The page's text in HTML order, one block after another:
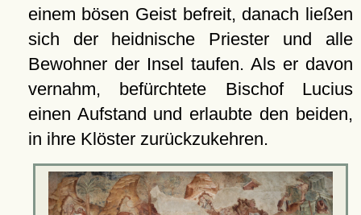
einem bösen Geist befreit, danach ließen
sich der heidnische Priester und alle
Bewohner der Insel taufen. Als er davon
vernahm, befürchtete Bischof Lucius
einen Aufstand und erlaubte den beiden,
in ihre Klöster zurückzukehren.